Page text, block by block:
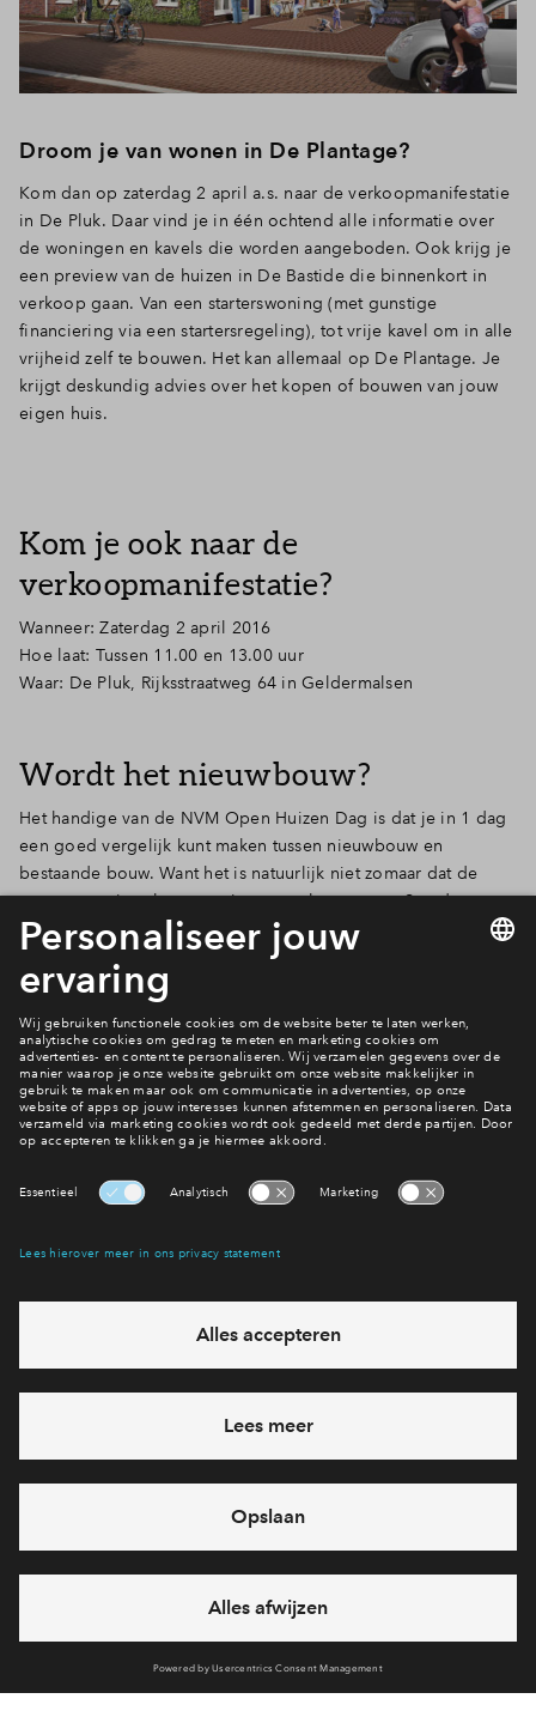
Inloggen
Droom je van wonen in De Plantage?
Kom dan op zaterdag 2 april a.s. naar de verkoopmanifestatie
in De Pluk. Daar vind je in één ochtend alle informatie over
de woningen en kavels die worden aangeboden. Ook krijg je
een preview van de huizen in De Bastide die binnenkort in
verkoop gaan. Van een starterswoning (met gunstige
financiering via een startersregeling), tot vrije kavel om in alle
vrijheid zelf te bouwen. Het kan allemaal op De Plantage. Je
krijgt deskundig advies over het kopen of bouwen van jouw
eigen huis.
Kom je ook naar de
verkoopmanifestatie?
Wanneer: Zaterdag 2 april 2016
Hoe laat: Tussen 11.00 en 13.00 uur
Waar: De Pluk, Rijksstraatweg 64 in Geldermalsen
Wordt het nieuwbouw?
Het handige van de NVM Open Huizen Dag is dat je in 1 dag
een goed vergelijk kunt maken tussen nieuwbouw en
bestaande bouw. Want het is natuurlijk niet zomaar dat de
vraag naar nieuwbouwwoningen snel toeneemt. Steeds meer
mensen zien de voordelen ervan in. Geen wonder, want het is
toch ideaal dat je jouw droomhuis helemaal naar uw eigen
smaak kunt inrichten. Alles fris en nieuw en jarenlang geen
Iets vragen over De Plantage?
Contact
eventuele projecten
Ja, ik wil mij aanmelden
Heb je een vraag en wil je direct antwoord? Bel ons op088
712 27 15
6 dagen per week beschikbaar (behalve tijdens
feestdagen)
vandaag van 09:00 - 18:00 uur